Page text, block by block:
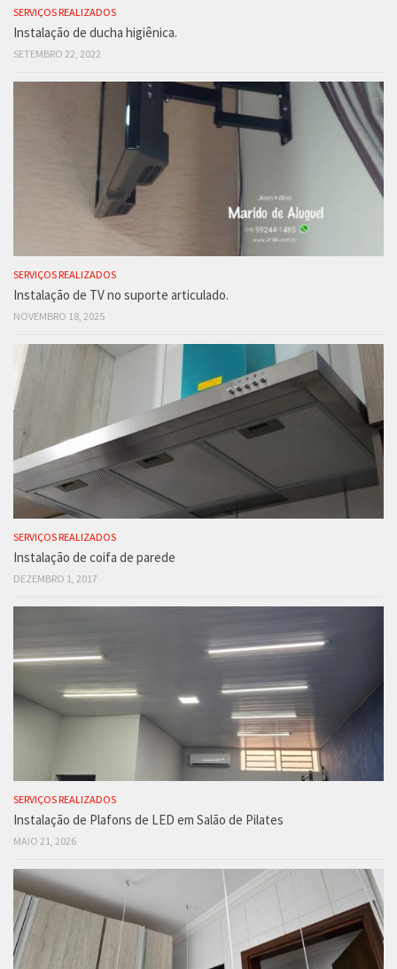
SERVIÇOS REALIZADOS
Instalação de ducha higiênica.
SETEMBRO 22, 2022
SERVIÇOS REALIZADOS
Instalação de TV no suporte articulado.
NOVEMBRO 18, 2025
SERVIÇOS REALIZADOS
Instalação de coifa de parede
DEZEMBRO 1, 2017
SERVIÇOS REALIZADOS
Instalação de Plafons de LED em Salão de Pilates
MAIO 21, 2026